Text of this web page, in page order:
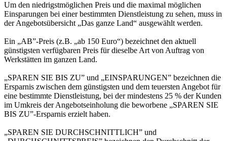
Um den niedrigstmöglichen Preis und die maximal möglichen
Einsparungen bei einer bestimmten Dienstleistung zu sehen, muss in
der Angebotsübersicht „Das ganze Land“ ausgewählt werden.
Ein „AB”-Preis (z.B. „ab 150 Euro“) bezeichnet den aktuell
günstigsten verfügbaren Preis für dieselbe Art von Auftrag von
Werkstätten im ganzen Land.
„SPAREN SIE BIS ZU” und „EINSPARUNGEN” bezeichnen die
Ersparnis zwischen dem günstigsten und dem teuersten Angebot für
eine bestimmte Dienstleistung, bei der mindestens 25 % der Kunden
im Umkreis der Angebotseinholung die beworbene „SPAREN SIE
BIS ZU”-Ersparnis erzielt haben.
„SPAREN SIE DURCHSCHNITTLICH” und